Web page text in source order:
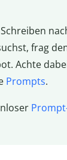
frag
Achte
Prompts.